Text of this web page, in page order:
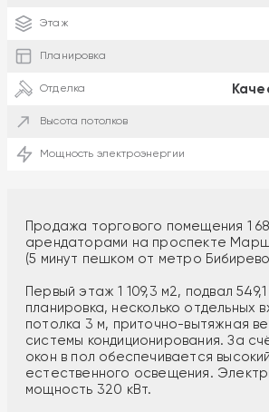
Этаж
Планировка
Отделка
Высота потолков
Мощность электроэнергии
Продажа торгового помещения 1
арендаторами на проспекте
(5 минут пешком от метро
Первый этаж 1 109,3 м2, подвал
планировка, несколько отдельных
потолка 3 м, приточно-вытяжная
системы кондиционирования. За
окон в пол обеспечивается
естественного освещения.
мощность 320 кВт.